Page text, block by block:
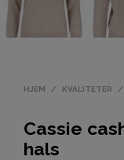
HJEM / KVALITETER /
Cassie
hals